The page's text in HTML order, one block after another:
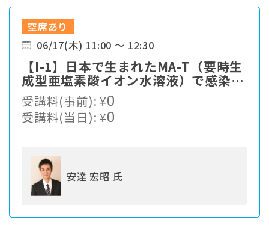
空席あり
06/17(木) 11:00 ～ 12:30
【I-1】⽇本で⽣まれたMA-T（要時⽣
成型亜塩素酸イオン⽔溶液）で感染症
対策
受講料(事前):¥0
受講料(当日):¥0
安達 宏昭 氏